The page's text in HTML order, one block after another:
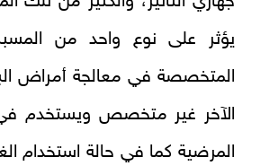
يؤثر على نوع واحد من
المتخصصة في معالجة أمراض
الآخر غير متخصص ويستخدم
المرضية كما في حالة استخدام